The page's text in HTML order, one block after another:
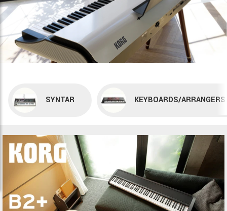
SYNTAR KEYBOARDS/ARRANGERS